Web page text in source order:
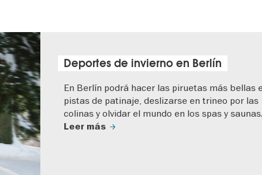
Deportes de invierno en Berlín
En Berlín podrá hacer las piruetas más bellas
pistas de patinaje, deslizarse en trineo por las
colinas y olvidar el mundo en los spas y saunas.
Leer más